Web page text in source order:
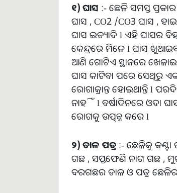
୧) ଘାସ :- ଛେଳି ସମସ୍ତ
ଘାସ , CO2 /CO3 ଘାସ ,
ଘାସ ଇତ୍ୟାଦି l ଏହି ଘାସର
କେନ୍ଦ୍ରରେ ମିଳେ l ଘାସ
ଆଣି ଗୋଟିଏ ସ୍ଥାନରେ
ଘାସ କାଟିବା ପରେ ସେଥିରୁ
ରୋଗାକ୍ରାନ୍ତ ହୋଇଥାନ୍ତି l
ନାହିଁ l ବର୍ଷାଦିନରେ ଓଦା
ରୋଗକୁ ଉତ୍ପନ୍ନ କରେ l
୨) ଡାଳ ପତ୍ର :- ଛେଳିକୁ
ଗଛ , ସପ୍ତଫେଣି ନାଗ ଗଛ ,
ବରଗଛର ଡାଳ ଓ ପତ୍ର